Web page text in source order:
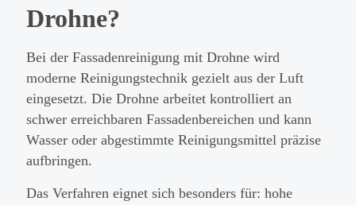
Drohne?
Bei der Fassadenreinigung mit Drohne wird
moderne Reinigungstechnik gezielt aus der Luft
eingesetzt. Die Drohne arbeitet kontrolliert an
schwer erreichbaren Fassadenbereichen und kann
Wasser oder abgestimmte Reinigungsmittel präzise
aufbringen.
Das Verfahren eignet sich besonders für: hohe